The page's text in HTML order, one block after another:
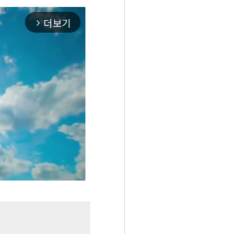
arrow_forward_ios 더보기